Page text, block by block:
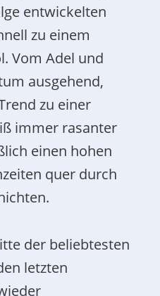
entwickelten
zu einem
Vom Adel und
ausgehend,
zu einer
immer rasanter
einen hohen
quer durch
der beliebtesten
letzten